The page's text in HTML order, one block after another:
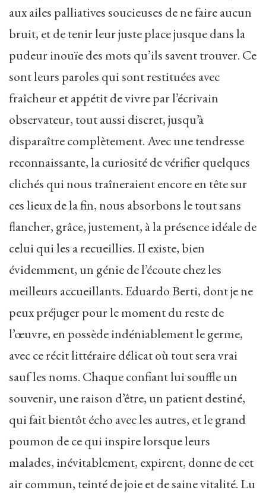
aux ailes palliatives soucieuses de ne faire aucun
bruit, et de tenir leur juste place jusque dans la
pudeur inouïe des mots qu’ils savent trouver. Ce
sont leurs paroles qui sont restituées avec
fraîcheur et appétit de vivre par l’écrivain
observateur, tout aussi discret, jusqu’à
disparaître complètement. Avec une tendresse
reconnaissante, la curiosité de vérifier quelques
clichés qui nous traîneraient encore en tête sur
ces lieux de la fin, nous absorbons le tout sans
flancher, grâce, justement, à la présence idéale de
celui qui les a recueillies. Il existe, bien
évidemment, un génie de l’écoute chez les
meilleurs accueillants. Eduardo Berti, dont je ne
peux préjuger pour le moment du reste de
l’œuvre, en possède indéniablement le germe,
avec ce récit littéraire délicat où tout sera vrai
sauf les noms. Chaque confiant lui souffle un
souvenir, une raison d’être, un patient destiné,
qui fait bientôt écho avec les autres, et le grand
poumon de ce qui inspire lorsque leurs
malades, inévitablement, expirent, donne de cet
air commun, teinté de joie et de saine vitalité. Lu